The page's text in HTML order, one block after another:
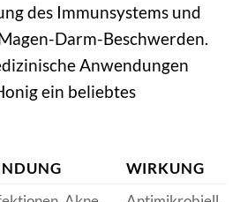
des Immunsystems und
Darm-Beschwerden.
Anwendungen
ein beliebtes
WIRKUNG